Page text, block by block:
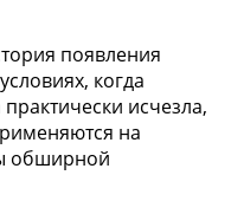
появления
когда
исчезла,
на
обширной